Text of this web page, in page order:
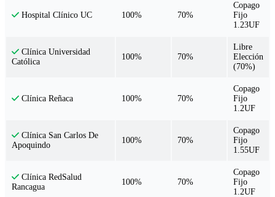
Hospital Clínico UC 100% 70%
Copago
Fijo
1.23UF
Clínica Universidad
Católica
100% 70%
Libre
Elección
(70%)
Clínica Reñaca 100% 70%
Copago
Fijo
1.2UF
Clínica San Carlos De
Apoquindo
100% 70%
Copago
Fijo
1.55UF
Clínica RedSalud
Rancagua
100% 70%
Copago
Fijo
1.2UF